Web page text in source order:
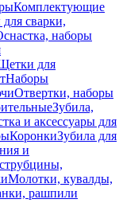
Комплектующие
сварки,
наборы
для
Наборы
Отвертки, наборы
Зубила,
и аксессуары для
КоронкиЗубила для
и
Молотки, кувалды,
рашпили